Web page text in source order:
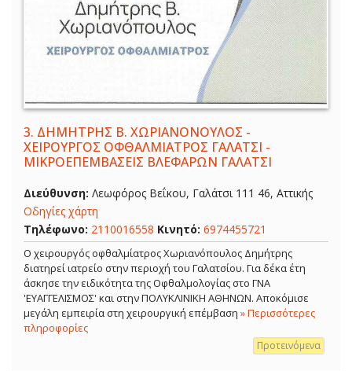
3. ΔΗΜΗΤΡΗΣ Β. ΧΩΡΙΑΝΟΝΟΥΛΟΣ -
ΧΕΙΡΟΥΡΓΟΣ ΟΦΘΑΛΜΙΑΤΡΟΣ ΓΑΛΑΤΣΙ -
ΜΙΚΡΟΕΠΕΜΒΑΣΕΙΣ ΒΛΕΦΑΡΩΝ ΓΑΛΑΤΣΙ
Διεύθυνση: Λεωφόρος Βεΐκου, Γαλάτσι 111 46, Αττικής
Οδηγίες χάρτη
Τηλέφωνο: 2110016558 Κινητό: 6974455721
Ο χειρουργός οφθαλμίατρος Χωριανόπουλος Δημήτρης
διατηρεί ιατρείο στην περιοχή του Γαλατσίου. Για δέκα έτη
άσκησε την ειδικότητα της Οφθαλμολογίας στο ΓΝΑ
'ΕΥΑΓΓΕΛΙΣΜΟΣ' και στην ΠΟΛΥΚΛΙΝΙΚΗ ΑΘΗΝΩΝ. Αποκόμισε
μεγάλη εμπειρία στη χειρουργική επέμβαση » Περισσότερες
πληροφορίες
Προτεινόμενα